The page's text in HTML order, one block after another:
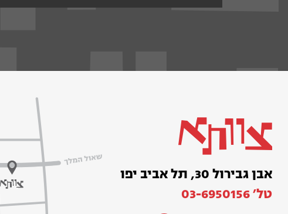
אבן גבירול 30, תל אביב יפו
טל׳ 03-6950156